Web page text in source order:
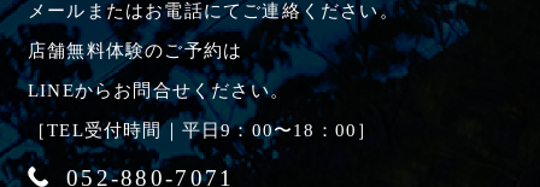
メールまたはお電話にてご連絡ください。
店舗無料体験のご予約は
LINEからお問合せください。
［TEL受付時間｜平日9：00〜18：00］
052-880-7071